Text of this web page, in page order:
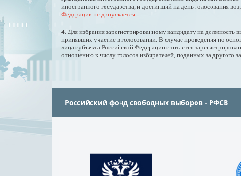
иностранного государства, и достигший на день голосования
Федерации не допускается.
4. Для избрания зарегистрированному кандидату на должность
принявших участие в голосовании. В случае проведения по
лица субъекта Российской Федерации считается
отношению к числу голосов избирателей, поданных за другого
Российский фонд свободных выборов - РФСВ